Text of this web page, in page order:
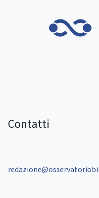
Contatti